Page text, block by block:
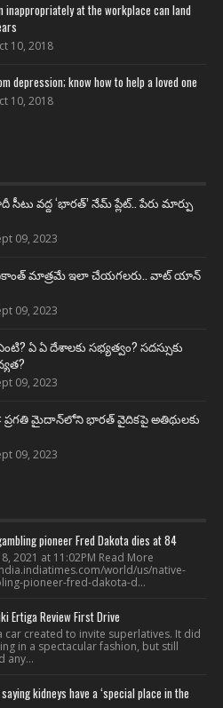
inappropriately at the workplace can land
10, 2018
depression; know how to help a loved one
10, 2018
సీటు వద్ద ‘భారత్’ నేమ్ ప్లేట్‌.. పేరు మార్పు
09, 2023
మాత్రమే ఇలా చేయగలరు.. వాట్ యాన్
09, 2023
ఏ ఏ దేశాలకు సభ్యత్వం? సదస్సుకు
09, 2023
ప్రగతి మైదాన్‌లోని భారత్ వైదికపై అతిథులకు
09, 2023
pioneer Fred Dakota dies at 84
2021 at 11:02PM Read More
world/us/native-
pioneer-fred-dakota-d...
Ertiga Review First Drive
car created to invite superlatives. It did
in a spectacular fashion, but still
any...
kidneys have a ‘special place in the